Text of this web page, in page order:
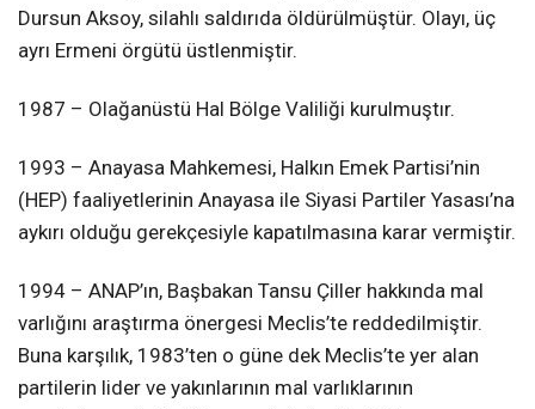
Dursun Aksoy, silahlı saldırıda öldürülmüştür. Olayı, üç
ayrı Ermeni örgütü üstlenmiştir.
1987 – Olağanüstü Hal Bölge Valiliği kurulmuştır.
1993 – Anayasa Mahkemesi, Halkın Emek Partisi’nin
(HEP) faaliyetlerinin Anayasa ile Siyasi Partiler Yasası’na
aykırı olduğu gerekçesiyle kapatılmasına karar vermiştir.
1994 – ANAP’ın, Başbakan Tansu Çiller hakkında mal
varlığını araştırma önergesi Meclis’te reddedilmiştir.
Buna karşılık, 1983’ten o güne dek Meclis’te yer alan
partilerin lider ve yakınlarının mal varlıklarının